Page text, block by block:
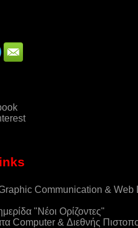
Communication & Web
"Νέοι Ορίζοντες"
Computer & Διεθνής